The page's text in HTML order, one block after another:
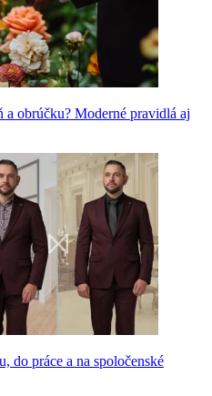
obrúčku? Moderné pravidlá aj
do práce a na spoločenské